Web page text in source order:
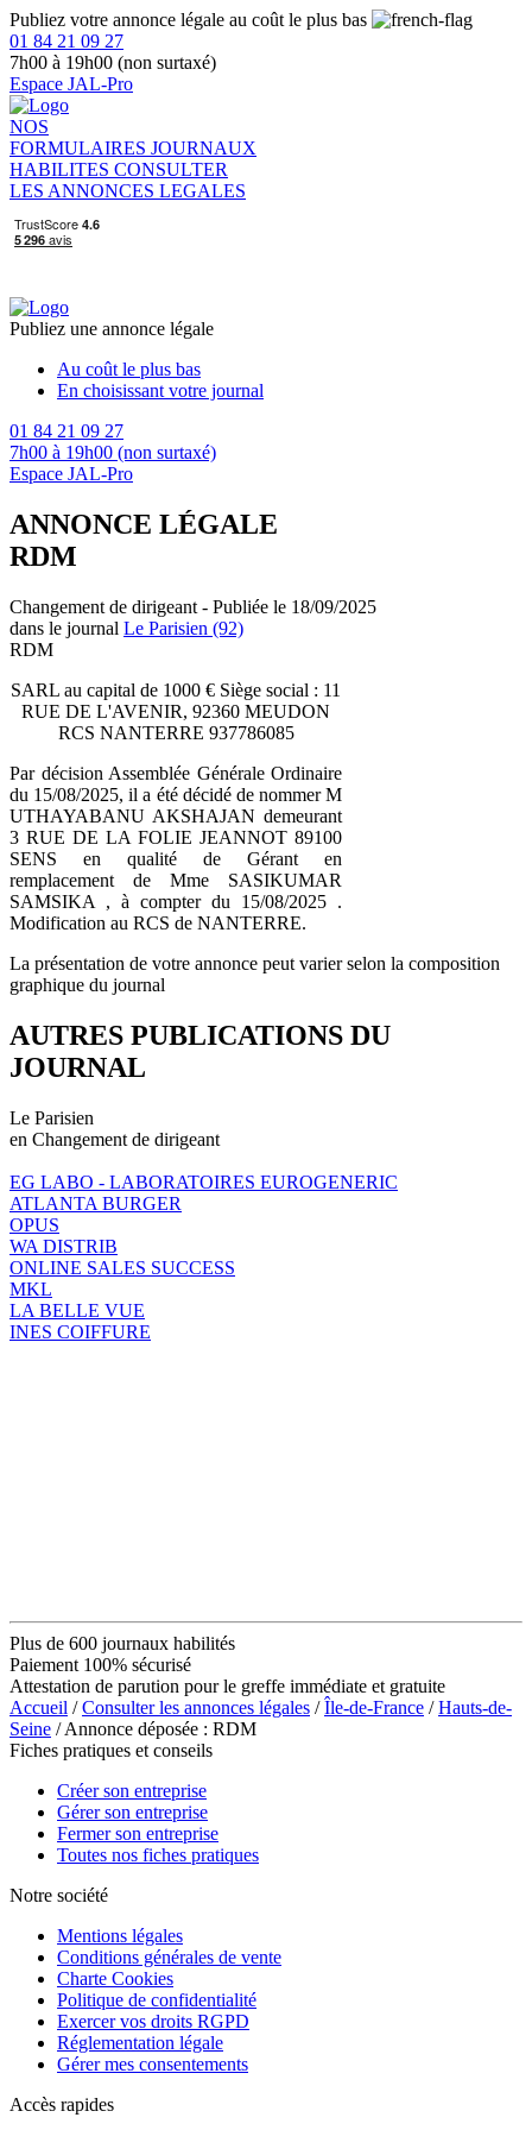
Publiez votre annonce légale au coût le plus bas
01 84 21 09 27
7h00 à 19h00 (non surtaxé)
Espace JAL-Pro
NOS
FORMULAIRES JOURNAUX
HABILITES CONSULTER
LES ANNONCES LEGALES
Publiez une annonce légale
Au coût le plus bas
En choisissant votre journal
01 84 21 09 27
7h00 à 19h00 (non surtaxé)
Espace JAL-Pro
ANNONCE LÉGALE
RDM
Changement de dirigeant - Publiée le 18/09/2025
dans le journal Le Parisien (92)
RDM
SARL au capital de 1000 € Siège social : 11
RUE DE L'AVENIR, 92360 MEUDON
RCS NANTERRE 937786085
Par décision Assemblée Générale Ordinaire
du 15/08/2025, il a été décidé de nommer M
UTHAYABANU AKSHAJAN demeurant
3 RUE DE LA FOLIE JEANNOT 89100
SENS en qualité de Gérant en
remplacement de Mme SASIKUMAR
SAMSIKA , à compter du 15/08/2025 .
Modification au RCS de NANTERRE.
La présentation de votre annonce peut varier selon la composition
graphique du journal
AUTRES PUBLICATIONS DU
JOURNAL
Le Parisien
en Changement de dirigeant
EG LABO - LABORATOIRES EUROGENERIC
ATLANTA BURGER
OPUS
WA DISTRIB
ONLINE SALES SUCCESS
MKL
LA BELLE VUE
INES COIFFURE
Plus de 600 journaux habilités
Paiement 100% sécurisé
Attestation de parution pour le greffe immédiate et gratuite
Accueil /Consulter les annonces légales /Île-de-France /Hauts-de-
Seine / Annonce déposée : RDM
Fiches pratiques et conseils
Créer son entreprise
Gérer son entreprise
Fermer son entreprise
Toutes nos fiches pratiques
Notre société
Mentions légales
Conditions générales de vente
Charte Cookies
Politique de confidentialité
Exercer vos droits RGPD
Réglementation légale
Gérer mes consentements
Accès rapides